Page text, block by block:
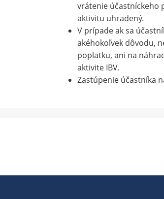
vrátenie účastníckeho
aktivitu uhradený.
V prípade ak sa
akéhokoľvek dôvodu,
poplatku, ani na
aktivite IBV.
Zastúpenie účastníka